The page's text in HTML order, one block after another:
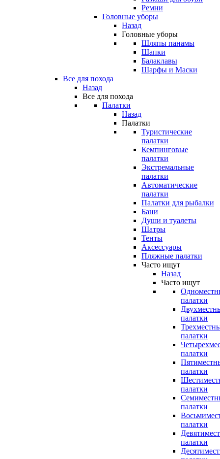
Ремни
Головные уборы
Назад
Головные уборы
Шляпы панамы
Шапки
Балаклавы
Шарфы и Маски
Все для похода
Назад
Все для похода
Палатки
Назад
Палатки
Туристические
палатки
Кемпинговые
палатки
Экстремальные
палатки
Автоматические
палатки
Палатки для рыбалки
Бани
Души и туалеты
Шатры
Тенты
Аксессуары
Пляжные палатки
Часто ищут
Назад
Часто ищут
палатки
палатки
палатки
палатки
палатки
палатки
палатки
палатки
палатки